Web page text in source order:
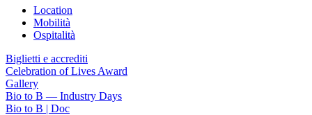
Location
Mobilità
Ospitalità
Biglietti e accrediti
Celebration of Lives Award
Gallery
Bio to B — Industry Days
Bio to B | Doc